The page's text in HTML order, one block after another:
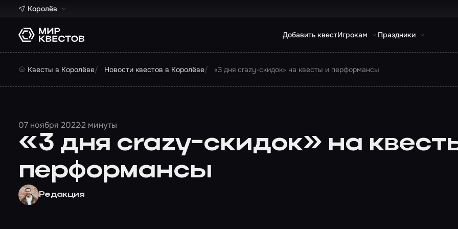
Королёв
Добавить квестИгрокам Праздники
Квесты в Королёве Новости квестов в Королёве «3 дня crazy-скидок» на квесты и перформансы
07 ноября 20222 минуты
«3 дня crazy-скидок» на
перформансы
Редакция